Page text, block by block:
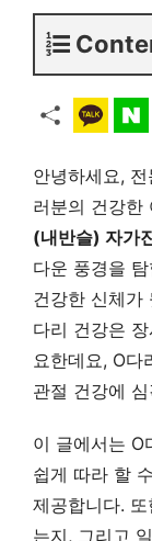
안녕하세요,
러분의 건강한
(내반슬) 자가
다운 풍경을
건강한 신체가
다리 건강은
요한데요, O다
관절 건강에
이 글에서는 O
쉽게 따라 할
제공합니다.
는지, 그리고